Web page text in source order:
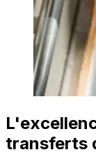
transferts